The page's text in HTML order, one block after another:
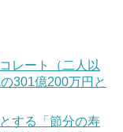
レート（二人以
301億200万円と
する「節分の寿